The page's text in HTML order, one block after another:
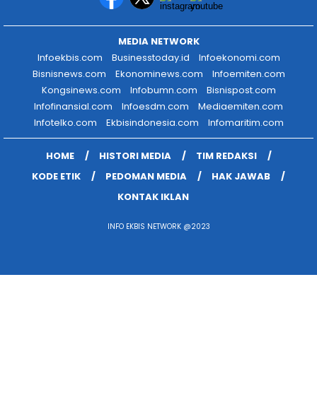
MEDIA NETWORK
Infoekbis.com
Businesstoday.id
Infoekonomi.com
Bisnisnews.com
Ekonominews.com
Infoemiten.com
Kongsinews.com
Infobumn.com
Bisnispost.com
Infofinansial.com
Infoesdm.com
Mediaemiten.com
Infotelko.com
Ekbisindonesia.com Infomaritim.com
HOME HISTORI MEDIA
TIM REDAKSI
KODE ETIK
PEDOMAN MEDIA
HAK JAWAB
KONTAK IKLAN
INFO EKBIS NETWORK @2023